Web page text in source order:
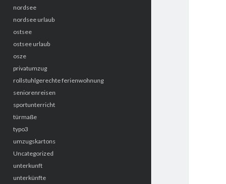
nordsee
nordsee urlaub
ostsee
ostsee urlaub
osze
privatumzug
rollstuhlgerechte ferienwohnung
seniorenreisen
sportunterricht
türmaße
typo3
umzugskartons
Uncategorized
unterkunft
unterkünfte